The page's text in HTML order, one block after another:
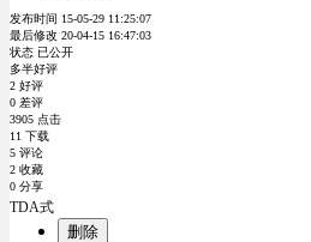
发布时间 15-05-29 11:25:07
最后修改 20-04-15 16:47:03
状态 已公开
多半好评
2 好评
0 差评
3905 点击
11 下载
5 评论
2 收藏
0 分享
TDA式
删除